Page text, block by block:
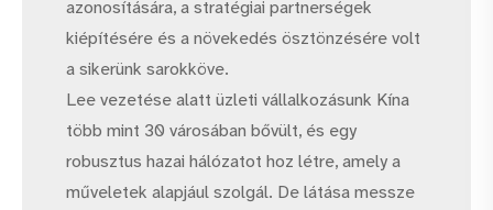
azonosítására, a stratégiai partnerségek
kiépítésére és a növekedés ösztönzésére volt
a sikerünk sarokköve.
Lee vezetése alatt üzleti vállalkozásunk Kína
több mint 30 városában bővült, és egy
robusztus hazai hálózatot hoz létre, amely a
műveletek alapjául szolgál. De látása messze